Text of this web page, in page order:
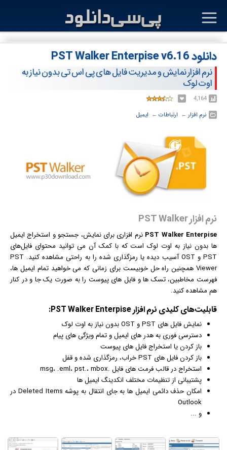
دانلود PST Walker Enterpise v6.16
نرم افزار نمایش و مدیریت فایل های پی اس تی بدون نیاز به
اوت لوک
4,164
نرم افزار ← ‏ ارتباطات ← ‏ ایمیل
نرم افزار PST Walker
PST Walker Enterpise نرم افزاری برای نمایش، جستجو و استخراج ایمیل
ها بدون نیاز به اوت لوک است که با کمک آن می توانید محتوای فایل‌های
PST و OST آسیب دیده یا رمزگذاری شده را به راحتی مشاهده کنید. PST
Viewer همچنین راه حل خوبیست برای زمانی که می خواهید تمام ایمیل ها،
فهرست مخاطبین، تسک ها و فایل های پیوست را به صورت یک جا و در کنار
هم مشاهده کنید.
قابلیت‌های کلیدی نرم افزار
نمایش فایل های PST و OST بدون نیاز به اوت لوک
دسترسی فوری به هدر های ایمیلو تمام ویژگی های پیام
باز کردن یا استخراج فایل های پیوست
باز کردن فایل های PST خراب، رمزگذاری شده و قفل
استخراج در قالب فرمت های فایل .msg، .eml، pst.، mbox
پشتیبانی از تنظیمات مختلف انکدینگ ایمیل ها
امکان حذف دائمی ایمیل ها به جای انتقال به پوشه Deleted Items در
Outlook
و ...